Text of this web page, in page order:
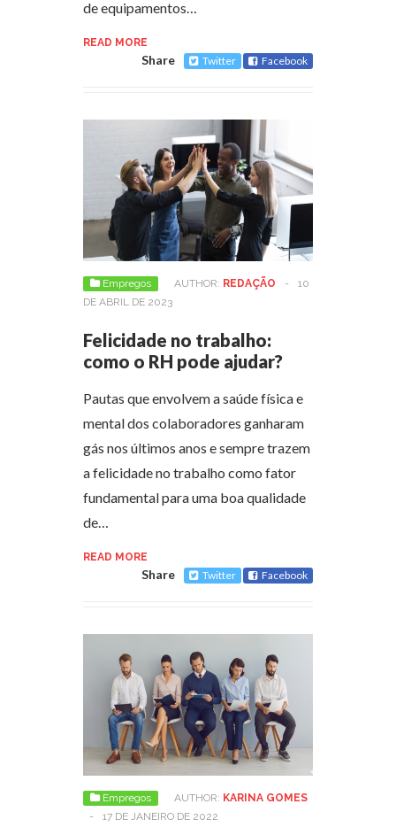
de equipamentos…
READ MORE
Share Twitter Facebook
Empregos AUTHOR: REDAÇÃO -
10
DE ABRIL DE 2023
Felicidade no trabalho:
como o RH pode ajudar?
Pautas que envolvem a saúde física e
mental dos colaboradores ganharam
gás nos últimos anos e sempre trazem
a felicidade no trabalho como fator
fundamental para uma boa qualidade
de…
READ MORE
Share Twitter Facebook
Empregos AUTHOR: KARINA GOMES
-
17 DE JANEIRO DE 2022